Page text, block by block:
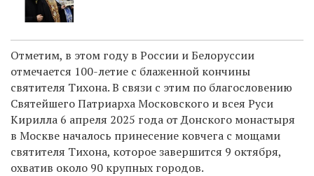
Отметим, в этом году в России иБелоруссии
отмечается 100-летие с блаженной кончины
святителя Тихона. В связи с этим по благословению
Святейшего Патриарха Московского и всея Руси
Кирилла 6 апреля 2025 года от Донского монастыря
в Москве началось принесение ковчега с мощами
святителя Тихона, которое завершится 9 октября,
охватив около 90 крупных городов.